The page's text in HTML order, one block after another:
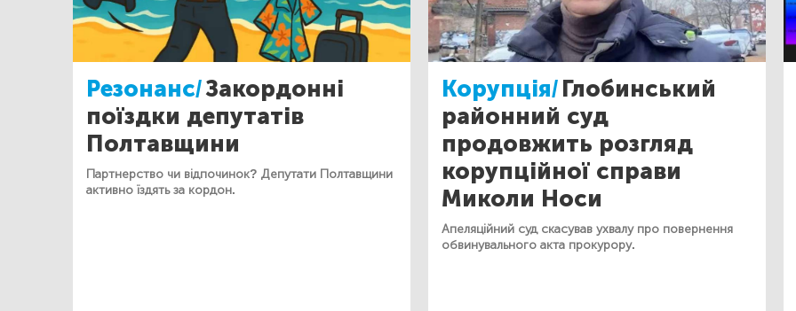
Резонанс/Закордонні
поїздки депутатів
Полтавщини
Партнерство чи відпочинок? Депутати Полтавщини
активно їздять за кордон.
Корупція/Глобинський
районний суд
продовжить розгляд
корупційної справи
Миколи Носи
Апеляційний суд скасував ухвалу про повернення
обвинувального акта прокурору.